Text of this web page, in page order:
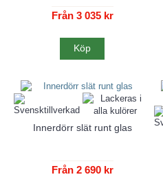
Från 3 035 kr
Köp
Innerdörr slät runt glas
Från 2 690 kr